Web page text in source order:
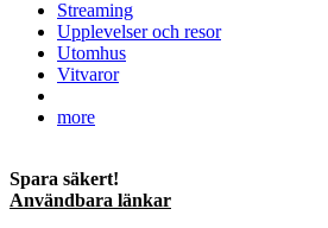
Streaming
Upplevelser och resor
Utomhus
Vitvaror
more
Spara säkert!
Användbara länkar